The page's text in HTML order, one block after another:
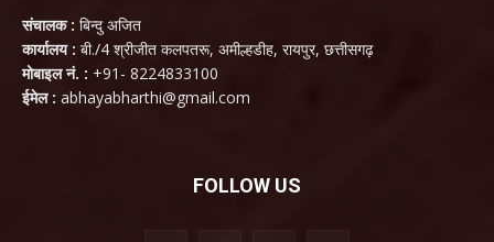
संचालक : बिन्दु अजित
कार्यालय : बी./4 श्रीजीत कलपतरू, अमील्हडीह, रायपुर, छत्तीसगढ़
मोबाइल नं. : +91- 8224833100
ईमेल : abhayabharthi@gmail.com
FOLLOW US